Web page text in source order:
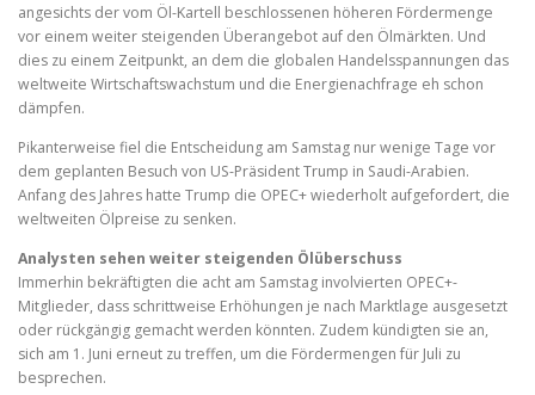
angesichts der vom Öl-Kartell beschlossenen höheren Fördermenge
vor einem weiter steigenden Überangebot auf den Ölmärkten. Und
dies zu einem Zeitpunkt, an dem die globalen Handelsspannungen das
weltweite Wirtschaftswachstum und die Energienachfrage eh schon
dämpfen.
Pikanterweise fiel die Entscheidung am Samstag nur wenige Tage vor
dem geplanten Besuch von US-Präsident Trump in Saudi-Arabien.
Anfang des Jahres hatte Trump die OPEC+ wiederholt aufgefordert, die
weltweiten Ölpreise zu senken.
Analysten sehen weiter steigenden Ölüberschuss
Immerhin bekräftigten die acht am Samstag involvierten OPEC+-
Mitglieder, dass schrittweise Erhöhungen je nach Marktlage ausgesetzt
oder rückgängig gemacht werden könnten. Zudem kündigten sie an,
sich am 1. Juni erneut zu treffen, um die Fördermengen für Juli zu
besprechen.